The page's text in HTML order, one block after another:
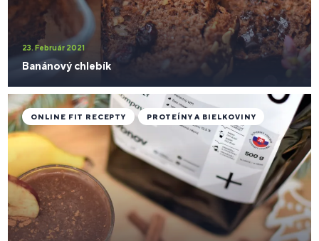
23. Február 2021
Banánový chlebík
ONLINE FIT RECEPTY PROTEÍNY A BIELKOVINY